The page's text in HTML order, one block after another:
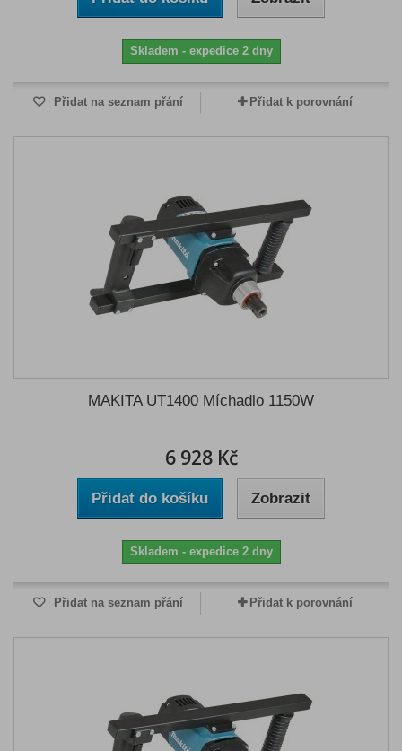
Skladem - expedice 2 dny
Přidat na seznam přání Přidat k porovnání
MAKITA UT1400 Míchadlo 1150W
6 928 Kč
Přidat do košíku Zobrazit
Skladem - expedice 2 dny
Přidat na seznam přání Přidat k porovnání